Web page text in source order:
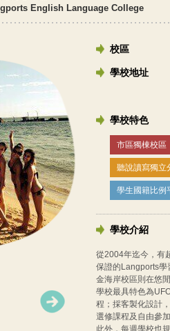
English Language College
校區
學校地址
學校特色
市區獨棟校區
聽說讀寫獨立
學生國籍比例
學校介紹
從2004年迄今，有
保證的Langports學
金海岸校區則在悠
學校最具特色為
程；採客製化設計
選修課程及自由參
此外，每週學校也